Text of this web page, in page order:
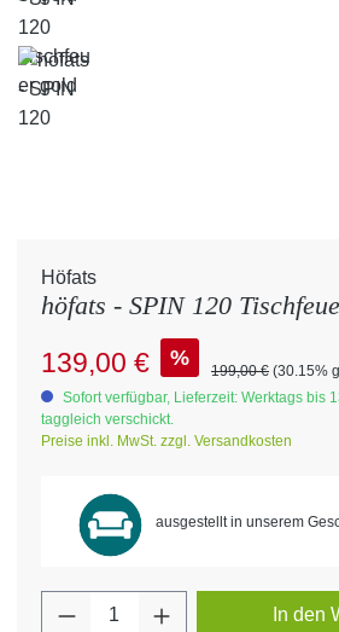
Höfats
höfats - SPIN 120
Verkaufspreis:
139,00 € % Regulärer Preis:
199,00 € (30.15%
Sofort verfügbar, Lieferzeit: Werktags bis
taggleich verschickt.
Preise inkl. MwSt. zzgl. Versandkosten
ausgestellt in unserem
Produkt Anzahl: GibIn den